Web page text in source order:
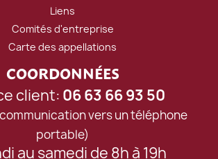
Liens
Comités d'entreprise
Carte des appellations
COORDONNÉES
client: 06 63 66 93 50
vers un téléphone
portable)
au samedi de 8h à 19h